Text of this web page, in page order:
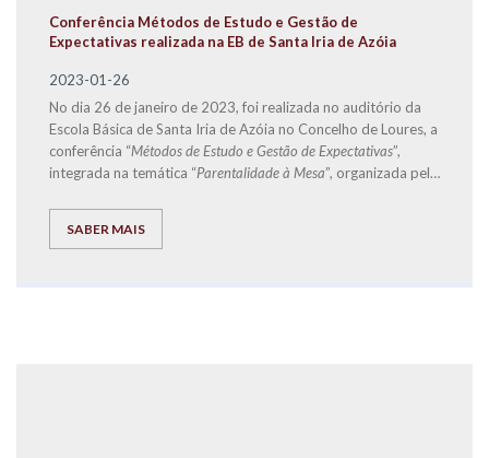
Conferência Métodos de Estudo e Gestão de
Expectativas realizada na EB de Santa Iria de Azóia
2023-01-26
No dia 26 de janeiro de 2023, foi realizada no auditório da
Escola Básica de Santa Iria de Azóia no Concelho de Loures, a
conferência “Métodos de Estudo e Gestão de Expectativas”,
integrada na temática “Parentalidade à Mesa”, organizada pela
EXPLICOLÂNDIA
SABER MAIS